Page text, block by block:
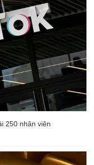
250 nhân viên